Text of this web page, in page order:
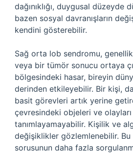
dağınıklığı, duygusal düzeyde
bazen sosyal davranışların
kendini gösterebilir.
Sağ orta lob sendromu,
veya bir tümör sonucu ortaya
bölgesindeki hasar, bireyin
derinden etkileyebilir. Bir kişi,
basit görevleri artık yerine
çevresindeki objeleri ve
tanımlayamayabilir. Kişilik ve
değişiklikler gözlemlenebilir. Bu
sorusunun daha fazla